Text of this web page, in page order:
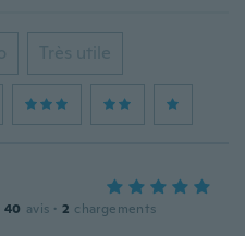
Très utile
40 avis · 2 chargements